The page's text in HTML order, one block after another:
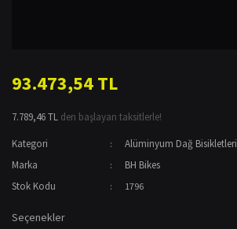
93.473,54 TL
7.789,46 TL den başlayan taksitlerle!
Kategori
Alüminyum Dağ Bisikletleri
Marka
BH Bikes
Stok Kodu
1796
Seçenekler